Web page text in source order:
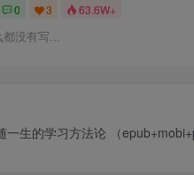
0 3 63.6W+
没有写...
生的学习方法论 （